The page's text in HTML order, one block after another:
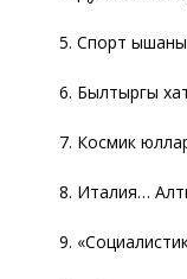
5. Спорт
6. Былтыргы
7. Космик
8. Италия…
9.